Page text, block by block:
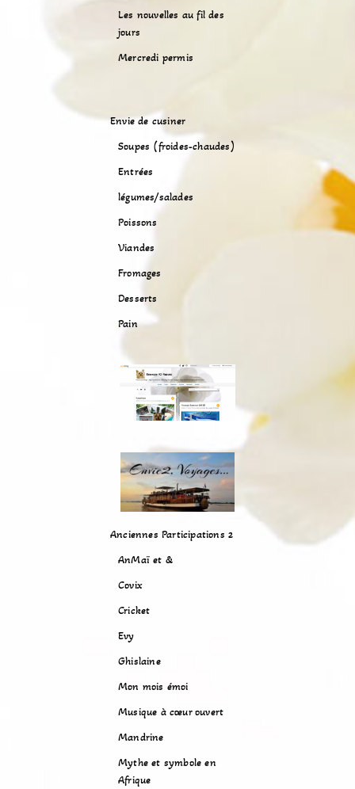
Les nouvelles au fil des
jours
Mercredi permis
Envie de cusiner
Soupes (froides-chaudes)
Entrées
légumes/salades
Poissons
Viandes
Fromages
Desserts
Pain
Anciennes Participations 2
AnMaï et &
Covix
Cricket
Evy
Ghislaine
Mon mois émoi
Musique à cœur ouvert
Mandrine
Mythe et symbole en
Afrique